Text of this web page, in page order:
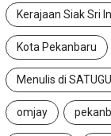
Kerajaan Siak Sri
Kota Pekanbaru
Menulis di
omjay